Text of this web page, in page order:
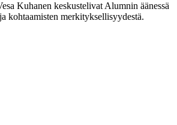
Kuhanen keskustelivat Alumnin äänessä
kohtaamisten merkityksellisyydestä.